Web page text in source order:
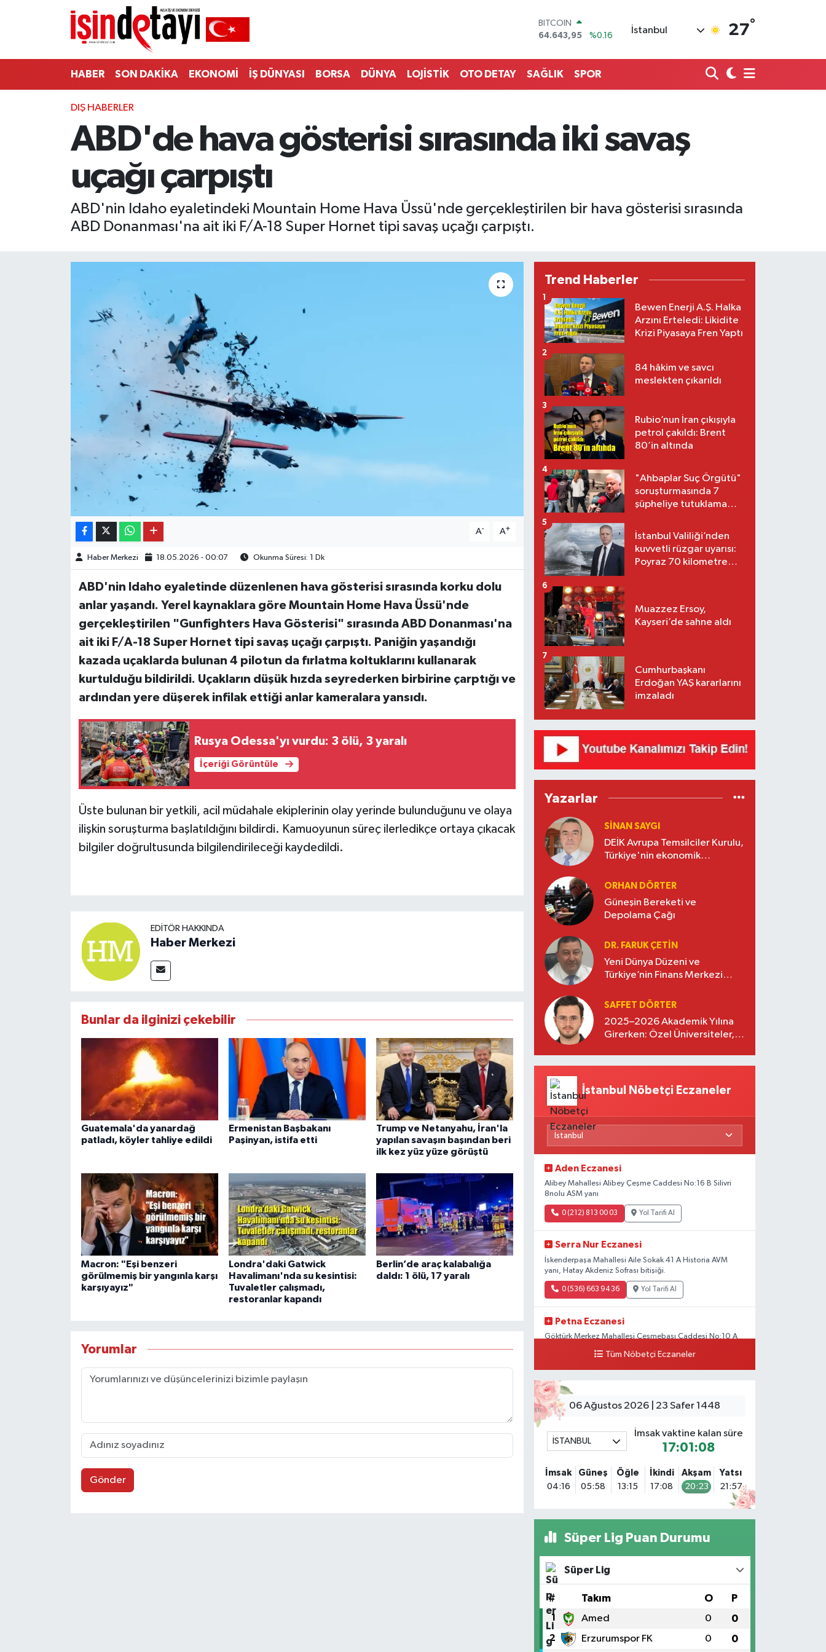
BITCOIN
64.643,95
%0.16
47,6006
%0.06
EURO
6513.94
%0.32
BİST100
İstanbul 27°
HABER SON DAKİKA EKONOMİ İŞ DÜNYASI BORSA DÜNYA LOJİSTİK OTO DETAY SAĞLIK SPOR
DIŞ HABERLER
ABD'de hava gösterisi sırasında iki savaş
uçağı çarpıştı
ABD'nin Idaho eyaletindeki Mountain Home Hava Üssü'nde gerçekleştirilen bir hava gösterisi sırasında
ABD Donanması'na ait iki F/A-18 Super Hornet tipi savaş uçağı çarpıştı.
A- A+
Haber Merkezi 18.05.2026 - 00:07 Okunma Süresi: 1 Dk
ABD'nin Idaho eyaletinde düzenlenen hava gösterisi sırasında korku dolu
anlar yaşandı. Yerel kaynaklara göre Mountain Home Hava Üssü'nde
gerçekleştirilen "Gunfighters Hava Gösterisi" sırasında ABD Donanması'na
ait iki F/A-18 Super Hornet tipi savaş uçağı çarpıştı. Paniğin yaşandığı
kazada uçaklarda bulunan 4 pilotun da fırlatma koltuklarını kullanarak
kurtulduğu bildirildi. Uçakların düşük hızda seyrederken birbirine çarptığı ve
ardından yere düşerek infilak ettiği anlar kameralara yansıdı.
Rusya Odessa'yı vurdu: 3 ölü, 3 yaralı
İçeriği Görüntüle
Üste bulunan bir yetkili, acil müdahale ekiplerinin olay yerinde bulunduğunu ve olaya
ilişkin soruşturma başlatıldığını bildirdi. Kamuoyunun süreç ilerledikçe ortaya çıkacak
bilgiler doğrultusunda bilgilendirileceği kaydedildi.
EDITÖR HAKKINDA
Haber Merkezi
Bunlar da ilginizi çekebilir
Guatemala'da yanardağ
patladı, köyler tahliye edildi
Ermenistan Başbakanı
Paşinyan, istifa etti
Trump ve Netanyahu, İran'la
yapılan savaşın başından beri
ilk kez yüz yüze görüştü
Macron: "Eşi benzeri
görülmemiş bir yangınla karşı
karşıyayız"
Londra'daki Gatwick
Havalimanı'nda su kesintisi:
Tuvaletler çalışmadı,
restoranlar kapandı
Berlin’de araç kalabalığa
daldı: 1 ölü, 17 yaralı
Yorumlar
Gönder
Trend Haberler
Bewen Enerji A.Ş. Halka
Arzını Erteledi: Likidite
Krizi Piyasaya Fren Yaptı
1
84 hâkim ve savcı
meslekten çıkarıldı
2
Rubio’nun İran çıkışıyla
petrol çakıldı: Brent
80’in altında
3
"Ahbaplar Suç Örgütü"
soruşturmasında 7
şüpheliye tutuklama
4
İstanbul Valiliği’nden
kuvvetli rüzgar uyarısı:
Poyraz 70 kilometre
5
Muazzez Ersoy,
Kayseri’de sahne aldı
6
Cumhurbaşkanı
Erdoğan YAŞ kararlarını
imzaladı
7
Yazarlar
SINAN SAYGI
DEİK Avrupa Temsilciler Kurulu,
Türkiye'nin ekonomik
oluşturuyor
ORHAN DÖRTER
Güneşin Bereketi ve
Depolama Çağı
DR. FARUK ÇETİN
Yeni Dünya Düzeni ve
Türkiye’nin Finans Merkezi
SAFFET DÖRTER
2025–2026 Akademik Yılına
Girerken: Özel Üniversiteler,
İstanbul Nöbetçi Eczaneler
Aden Eczanesi
Alibey Mahallesi Alibey Çeşme Caddesi No:16 B Silivri
8nolu ASM yanı
0 (212) 813 00 03 Yol Tarifi Al
Serra Nur Eczanesi
İskenderpaşa Mahallesi Aile Sokak 41 A Historia AVM
yanı, Hatay Akdeniz Sofrası bitişiği.
0 (536) 663 94 36 Yol Tarifi Al
Petna Eczanesi
Göktürk Merkez Mahallesi Çeşmebaşı Caddesi No:10 A
0 (212) 360 18 23 Yol Tarifi Al
Sacide Eczanesi
Karlıktepe Mahallesi Soğanlık Caddesi No:34 A
Bulvar Eczanesi
Ahmet Yesevi Mahallesi Abbas Medeni Sokak 17 A Çiftlik
köprüsünü geçtikten sonra Harman Mobilya arkası,
Tulumba mevki, ECZANELER BÖLGESİ (GÜNEŞ, BULVAR,
0 (216) 208 59 51 Yol Tarifi Al
Halıcıoğlu Mahallesi Tunç Sokak 1 A Çıksalın,Alev
Ofluoğlu Semt Konağı yanı
0 (212) 369 45 49
Anka Eczanesi
Acıbadem Mahallesi Acıbadem Caddesi 76 A İŞ BANKASI
Tüm Nöbetçi Eczaneler
06 Ağustos 2026 | 23 Safer 1448
İSTANBUL
İmsak vaktine kalan süre
17:01:07
İmsak
04:16
Güneş
05:58
Öğle
13:15
İkindi
17:08
Akşam
20:23
Yatsı
21:57
Süper Lig Puan Durumu
Süper Lig
# Takım O P
1 Amed 0 0
2 Erzurumspor FK 0 0
EKONOMİ
ENERJİ HABERİ
GAYRİMENKUL
LOJİSTİK
Nöbetçi Eczaneler
Hava Durumu
İstanbul Namaz Vakitleri
Trafik Durumu
Süper Lig Puan Durumu ve Fikstür
Tüm Manşetler
Son Dakika Haberleri